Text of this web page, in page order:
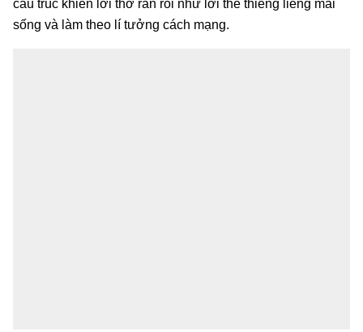
cấu trúc khiến lời thơ rắn rỏi như lời thề thiêng liêng mãi
sống và làm theo lí tưởng cách mạng.